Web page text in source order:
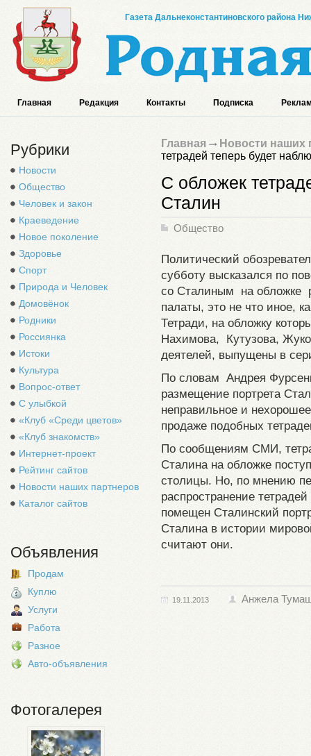
Газета Дальнеконстантиновского района
Главная Редакция Контакты Подписка
Рубрики
Новости
Общество
Человек и закон
Краеведение
Новое поколение
Здоровье
Спорт
Природа и Человек
Домовёнок
Родники
Россиянка
Истоки
Культура
Вопрос-ответ
С улыбкой
«Клуб «Среди цветов»
«Клуб знакомств»
Интернет-проект
Рейтинг сайтов
Новости наших партнеров
Каталог сайтов
Объявления
Продам
Куплю
Услуги
Работа
Разное
Авто-объявления
Фотогалерея
Главная
Новости наших
тетрадей теперь будет
С обложек
Сталин
Общество
Политический
субботу высказался по
со Сталиным на обложке
палаты, это не что иное,
Тетради, на обложку
Нахимова, Кутузова,
деятелей, выпущены в
По словам Андрея
размещение портрета
неправильное и
продаже подобных
По сообщениям СМИ,
Сталина на обложке
столицы. Но, по мнению
распространение
помещен Сталинский
Сталина в истории
считают они.
19.11.2013 Анжела